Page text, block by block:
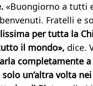
«Buongiorno a tutti
Fratelli e
per tutta la
il mondo», dice.
completamente
solo un’altra volta